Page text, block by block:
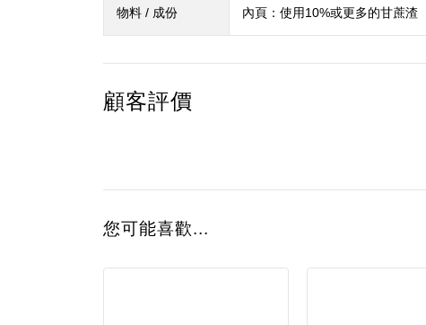
物料 / 成份 內頁：使用10%或更多的甘蔗渣
顧客評價
您可能喜歡...